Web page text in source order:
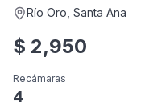
Río Oro , Santa Ana
$ 2,950
Recámaras
4